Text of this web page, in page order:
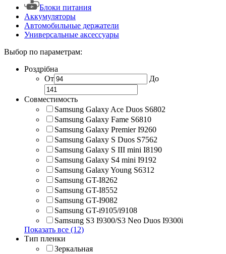
Блоки питания
Аккумуляторы
Автомобильные держатели
Универсальные аксессуары
Выбор по параметрам:
Роздрібна
От
До
Совместимость
Samsung Galaxy Ace Duos S6802
Samsung Galaxy Fame S6810
Samsung Galaxy Premier I9260
Samsung Galaxy S Duos S7562
Samsung Galaxy S III mini I8190
Samsung Galaxy S4 mini I9192
Samsung Galaxy Young S6312
Samsung GT-I8262
Samsung GT-I8552
Samsung GT-I9082
Samsung GT-i9105/i9108
Samsung S3 I9300/S3 Neo Duos I9300i
Показать все (12)
Тип пленки
Зеркальная